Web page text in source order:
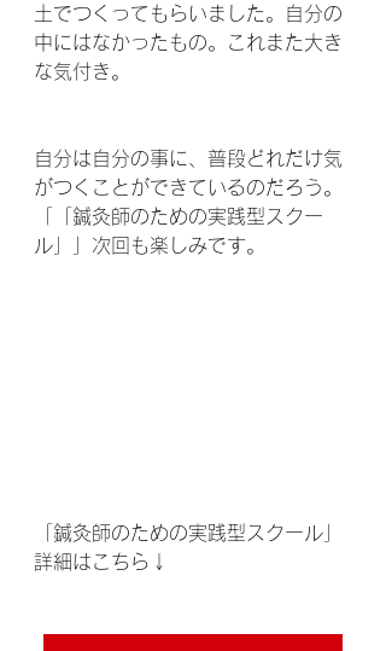
土でつくってもらいました。自分の
中にはなかったもの。これまた大き
な気付き。
自分は自分の事に、普段どれだけ気
がつくことができているのだろう。
「「鍼灸師のための実践型スクー
ル」」次回も楽しみです。
「鍼灸師のための実践型スクール」
詳細はこちら↓